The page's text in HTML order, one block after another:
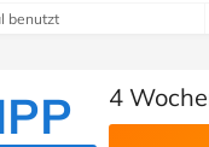
benutzt
4